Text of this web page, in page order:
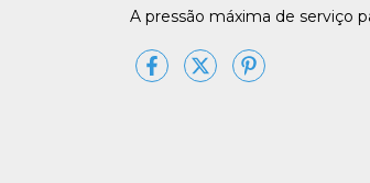
A pressão máxima de serviço